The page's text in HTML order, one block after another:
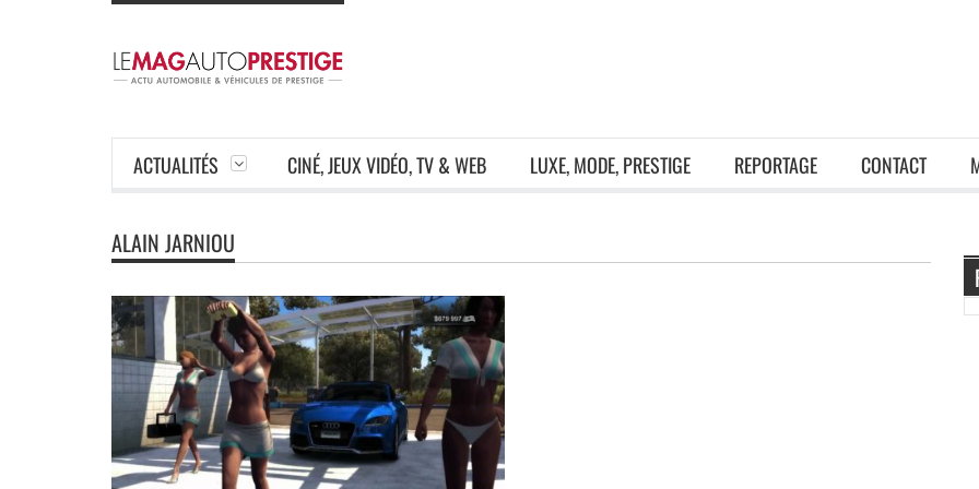
ACTUALITÉS CINÉ, JEUX VIDÉO, TV & WEB LUXE, MODE, PRESTIGE REPORTAGE CONTACT
ALAIN JARNIOU